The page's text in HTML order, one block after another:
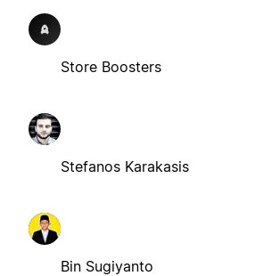
Store Boosters
Stefanos Karakasis
Bin Sugiyanto